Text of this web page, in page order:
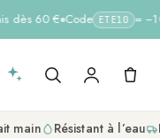
dès 60 € Code ETE10 =
main Résistant à l’eau